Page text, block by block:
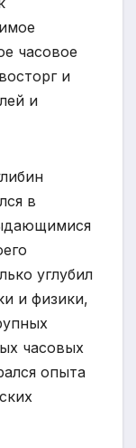
часовое
и
и
в
углубил
и физики,
часовых
опыта